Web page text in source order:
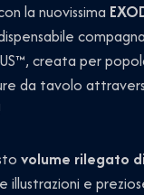
la nuovissima
creata per
da tavolo
volume rilegato
illustrazioni e